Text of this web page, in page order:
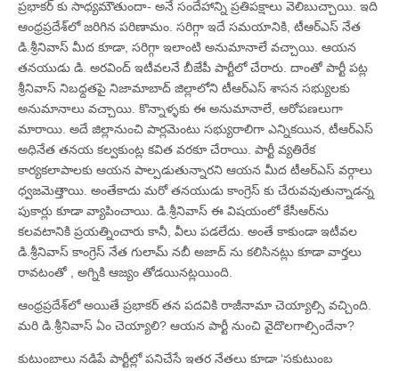
ప్రభాకర్‌ కు సాధ్యమౌతుందా- అనే సందేహాన్ని ప్రతిపక్షాలు వెలిబుచ్చాయి. ఇది
ఆంధ్రప్రదేశ్‌లో జరిగిన పరిణామం. సరిగ్గా ఇదే సమయానికి, టీఆర్‌ఎస్‌ నేత
డి.శ్రీనివాస్‌ మీద కూడా, సరిగ్గా ఇలాంటి అనుమానాలే వచ్చాయి. ఆయన
తనయుడు డి. అరవింద్‌ ఇటీవలనే బీజేపీ పార్టీలో చేరారు. దాంతో పార్టీ పట్ల
శ్రీనివాస్‌ నిబధ్దతపై నిజామాబాద్‌ జిల్లాలోని టీఆర్‌ఎస్‌ శాసన సభ్యులకు
అనుమానాలు వచ్చాయి. కొన్నాళ్ళకు ఈ అనుమానాలే, ఆరోపణలుగా
మారాయి. అదే జిల్లానుంచి పార్లమెంటు సభ్యురాలిగా ఎన్నికయిన, టీఆర్‌ఎస్‌
అధినేత తనయ కల్వకుంట్ల కవిత వరకూ చేరాయి. పార్టీ వ్యతిరేక
కార్యకలాపాలకు ఆయన పాల్పడుతున్నారని ఆయన మీద టీఆర్‌ఎస్‌ వర్గాలు
ధ్వజమెత్తాయి. అంతేకాదు మరో తనయుడు కాంగ్రెస్‌ కు చేరువవుతున్నాడన్న
పుకార్లు కూడా వ్యాపించాయి. డి.శ్రీనివాస్‌ ఈ విషయంలో కేసీఆర్‌ను
కలవటానికి ప్రయత్నించారు కానీ, వీలు పడలేదు. అంతే కాకుండా ఇటీవల
డి.శ్రీనివాస్‌ కాంగ్రెస్‌ నేత గులామ్‌ నబీ అజాద్‌ ను కలిసినట్లు కూడా వార్తలు
రావటంతో , అగ్నికి ఆజ్యం తోడయినట్లయింది.
ఆంధ్రప్రదేశ్‌లో అయితే ప్రభాకర్‌ తన పదవికి రాజీనామా చెయ్యాల్సి వచ్చింది.
మరి డి.శ్రీనివాస్‌ ఏం చెయ్యాలి? ఆయన పార్టీ నుంచి వైదొలగాల్సిందేనా?
కుటుంబాలు నడిపే పార్టీల్లో పనిచేసే ఇతర నేతలు కూడా ‘సకుటుంబ